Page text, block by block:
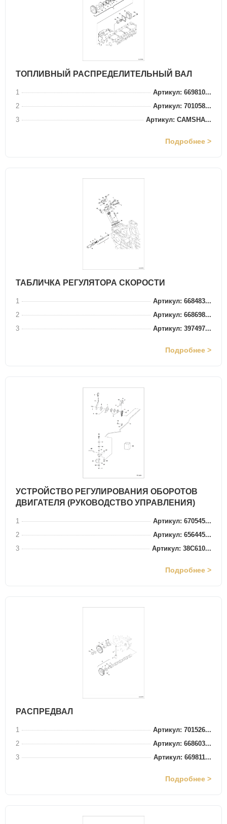
ТОПЛИВНЫЙ РАСПРЕДЕЛИТЕЛЬНЫЙ ВАЛ
1
Артикул: 669810...
2
Артикул: 701058...
3
Артикул: CAMSHA...
Подробнее >
ТАБЛИЧКА РЕГУЛЯТОРА СКОРОСТИ
1
Артикул: 668483...
2
Артикул: 668698...
3
Артикул: 397497...
Подробнее >
УСТРОЙСТВО РЕГУЛИРОВАНИЯ ОБОРОТОВ
ДВИГАТЕЛЯ (РУКОВОДСТВО УПРАВЛЕНИЯ)
1
Артикул: 670545...
2
Артикул: 656445...
3
Артикул: 38C610...
Подробнее >
РАСПРЕДВАЛ
1
Артикул: 701526...
2
Артикул: 668603...
3
Артикул: 669811...
Подробнее >